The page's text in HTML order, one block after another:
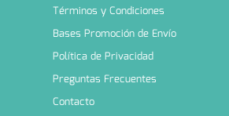
Términos y Condiciones
Bases Promoción de Envío
Política de Privacidad
Preguntas Frecuentes
Contacto